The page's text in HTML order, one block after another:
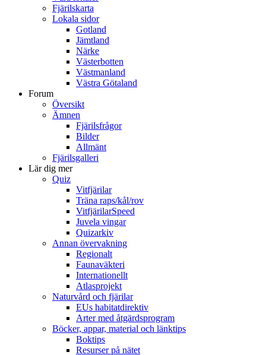
Fjärilskarta
Lokala sidor
Gotland
Jämtland
Närke
Västerbotten
Västmanland
Västra Götaland
Forum
Översikt
Ämnen
Fjärilsfrågor
Bilder
Allmänt
Fjärilsgalleri
Lär dig mer
Quiz
Vitfjärilar
Träna raps/kål/rov
VitfjärilarSpeed
Juvela vingar
Quizarkiv
Annan övervakning
Regionalt
Faunaväkteri
Internationellt
Atlasprojekt
Naturvård och fjärilar
EUs habitatdirektiv
Arter med åtgärdsprogram
Böcker, appar, material och länktips
Boktips
Resurser på nätet